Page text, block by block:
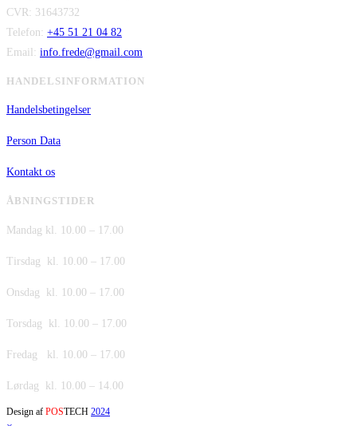
CVR: 31643732
Telefon: +45 51 21 04 82
Email: info.frede@gmail.com
HANDELSINFORMATION
Handelsbetingelser
Person Data
Kontakt os
ÅBNINGSTIDER
Mandag kl. 10.00 – 17.00
Tirsdag kl. 10.00 – 17.00
Onsdag kl. 10.00 – 17.00
Torsdag kl. 10.00 – 17.00
Fredag kl. 10.00 – 17.00
Lørdag kl. 10.00 – 14.00
Design af POSTECH 2024